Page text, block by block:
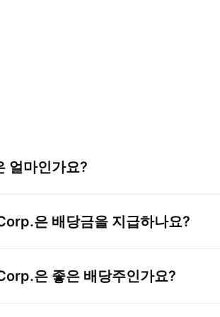
얼마인가요?
은 배당금을 지급하나요?
은 좋은 배당주인가요?